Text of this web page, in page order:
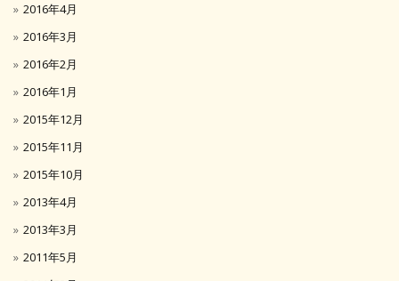
2016年4月
2016年3月
2016年2月
2016年1月
2015年12月
2015年11月
2015年10月
2013年4月
2013年3月
2011年5月